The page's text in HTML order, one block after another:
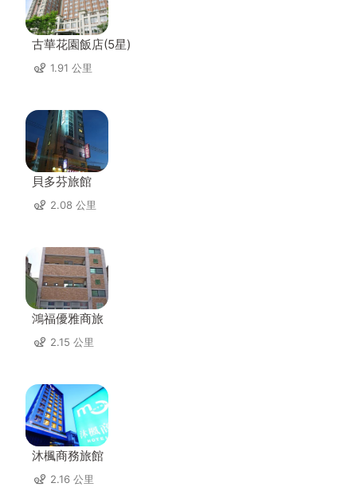
古華花園飯店(5星)
1.91 公里
貝多芬旅館
2.08 公里
鴻福優雅商旅
2.15 公里
沐楓商務旅館
2.16 公里